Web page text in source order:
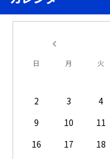
日 月 火
2
3 4
9
10 11
16
17 18